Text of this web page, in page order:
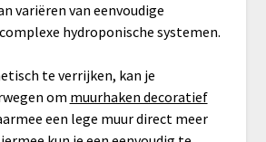
variëren van eenvoudige
hydroponische systemen.
te verrijken, kan je
om muurhaken decoratief
een lege muur direct meer